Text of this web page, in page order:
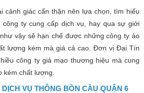
cảnh giác cẩn thận nên lựa chọn, tìm hiểu
ty cung cấp dịch vụ, hay qua sự giới
vậy sẽ hạn chế được những công ty ảo
lượng kém mà giá cả cao. Đơn vị Đại Tín
công ty giả mạo thương hiệu mà cung
kém chất lượng.
VỤ THÔNG BỒN CẦU QUẬN 6